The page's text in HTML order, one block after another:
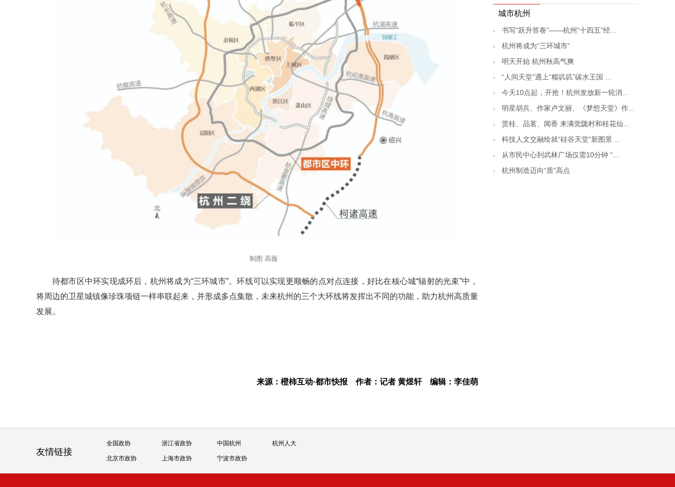
制图 高薇
待都市区中环实现成环后，杭州将成为“三环城市”。环线可以实现更顺畅的点对点连接，好比在核心城“辐射的光束”中，
将周边的卫星城镇像珍珠项链一样串联起来，并形成多点集散，未来杭州的三个大环线将发挥出不同的功能，助力杭州高质量
发展。
来源：橙柿互动·都市快报 作者：记者 黄煜轩 编辑：李佳萌
城市杭州
书写“跃升答卷”——杭州“十四五”经...
杭州将成为“三环城市”
明天开始 杭州秋高气爽
“人间天堂”遇上“糯叽叽”碳水王国 ...
今天10点起，开抢！杭州发放新一轮消...
明星胡兵、作家卢文丽、《梦想天堂》作...
赏桂、品茗、闻香 来满觉陇村和桂花仙...
科技人文交融绘就“硅谷天堂”新图景 ...
从市民中心到武林广场仅需10分钟 “...
杭州制造迈向“质”高点
友情链接
全国政协 浙江省政协 中国杭州 杭州人大
北京市政协 上海市政协 宁波市政协